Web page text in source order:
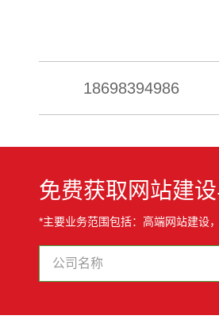
18698394986
免费获取网站建
*主要业务范围包括：高端网站建设